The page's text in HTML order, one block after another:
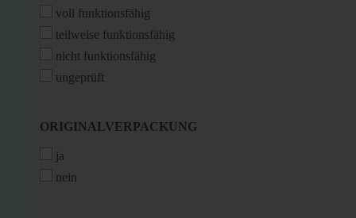
voll funktionsfähig
teilweise funktionsfähig
nicht funktionsfähig
ungeprüft
ORIGINALVERPACKUNG
ORIGINALVERPACKUNG
ja
nein